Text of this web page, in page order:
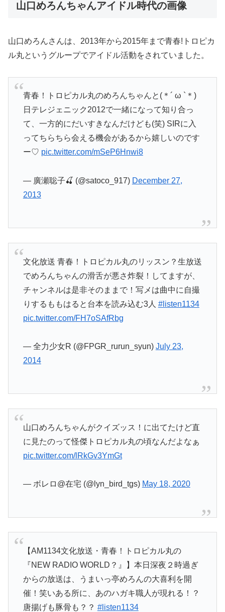
山口めろんちゃんアイドル時代の画像
山口めろんさんは、2013年から2015年まで青春!トロピカ
ル丸というグループでアイドル活動をされていました。
青春！トロピカル丸のめろんちゃんと(＊´ ω `＊)
日テレジェニック2012で一緒になって知り合っ
て、一方的にだいすきなんだけども(笑) SIRに入
ってちらちら会える機会があるから嬉しいのです
ー♡ pic.twitter.com/mSeP6Hnwi8
— 廣瀬聡子🍒 (@satoco_917) December 27,
2013
文化放送 青春！トロピカル丸のリッスン？生放送
でめろんちゃんの滑舌が悪さ炸裂！してますが、
チャンネルは是非そのままで！写メは曲中に自撮
りするももはると台本を読み込む3人 #listen1134
pic.twitter.com/FH7oSAfRbg
— 全力少女R (@FPGR_rurun_syun) July 23,
2014
山口めろんちゃんがクイズッス！に出てたけど直
に見たのって怪傑トロピカル丸の頃なんだよなぁ
pic.twitter.com/lRkGv3YmGt
— ボレロ@在宅 (@lyn_bird_tgs) May 18, 2020
【AM1134文化放送・青春！トロピカル丸の
『NEW RADIO WORLD？』】本日深夜２時過ぎ
からの放送は、うまいっ亭めろんの大喜利を開
催！笑いある所に、あのハガキ職人が現れる！？
唐揚げも豚骨も？？ #listen1134